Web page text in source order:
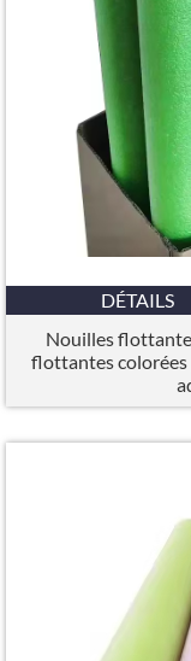
DÉTAILS
Nouilles
flottantes colorées